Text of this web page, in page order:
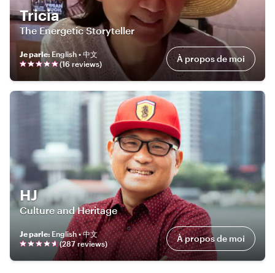
Tricia
The Energetic Storyteller
Je parle:English • 中文
(16 reviews) À propos de moi
HJ
Culture and Heritage
Je parle: English • 中文
(287reviews) À propos de moi